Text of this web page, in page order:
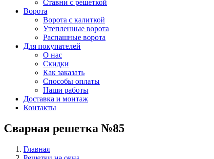
Ставни с решеткой
Ворота
Ворота с калиткой
Утепленные ворота
Распашные ворота
Для покупателей
О нас
Скидки
Как заказать
Способы оплаты
Наши работы
Доставка и монтаж
Контакты
Сварная решетка №85
Главная